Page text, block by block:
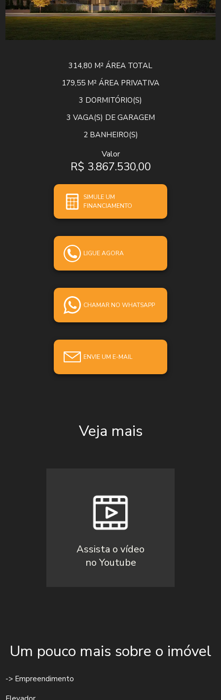
314,80 M² ÁREA TOTAL
179,55 M² ÁREA PRIVATIVA
3 DORMITÓRIO(S)
3 VAGA(S) DE GARAGEM
2BANHEIRO(S)
Valor
R$ 3.867.530,00
SIMULE UM
FINANCIAMENTO
LIGUE AGORA
CHAMAR NO WHATSAPP
ENVIE UM E-MAIL
Veja mais
Assista o vídeo
no Youtube
Um pouco mais sobre o imóvel
-> Empreendimento